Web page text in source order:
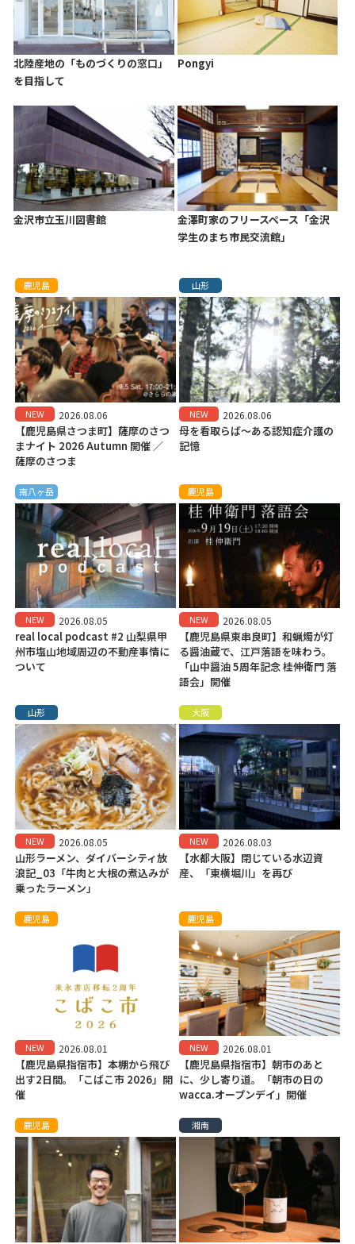
北陸産地の「ものづくりの窓口」
を目指して
Pongyi
金沢市立玉川図書館
金澤町家のフリースペース「金沢
学生のまち市民交流館」
鹿児島
NEW 2026.08.06
【鹿児島県さつま町】薩摩のさつ
まナイト 2026 Autumn 開催 ／
薩摩のさつま
山形
NEW 2026.08.06
母を看取らば～ある認知症介護の
記憶
南八ヶ岳
NEW 2026.08.05
real local podcast #2 山梨県甲
州市塩山地域周辺の不動産事情に
ついて
鹿児島
NEW 2026.08.05
【鹿児島県東串良町】和蝋燭が灯
る醤油蔵で、江戸落語を味わう。
「山中醤油 5周年記念 桂伸衛門 落
語会」開催
山形
NEW 2026.08.05
山形ラーメン、ダイバーシティ放
浪記_03「牛肉と大根の煮込みが
乗ったラーメン」
大阪
NEW 2026.08.03
【水都大阪】閉じている水辺資
産、「東横堀川」を再び
鹿児島
NEW 2026.08.01
【鹿児島県指宿市】本棚から飛び
出す2日間。「こばこ市 2026」開
催
鹿児島
NEW 2026.08.01
【鹿児島県指宿市】朝市のあと
に、少し寄り道。「朝市の日の
wacca.オープンデイ」開催
鹿児島 湘南